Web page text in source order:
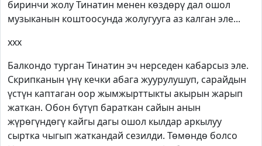
биринчи жолу Тинатин менен көздөрү дал ошол
музыканын коштоосунда жолугууга аз калган эле...
xxx
Балкондо турган Тинатин эч нерседен кабарсыз эле.
Скрипканын үнү кечки абага жуурулушуп, сарайдын
үстүн каптаган оор жымжырттыкты акырын жарып
жаткан. Обон бүтүп бараткан сайын анын
жүрөгүндөгү кайгы дагы ошол кылдар аркылуу
сыртка чыгып жаткандай сезилди. Төмөндө болсо